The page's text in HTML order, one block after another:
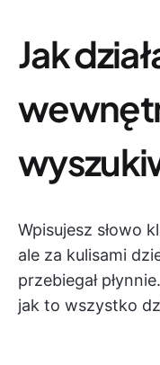
Jak
Wpisujesz słowo
ale za kulisami
przebiegał
jak to wszystko